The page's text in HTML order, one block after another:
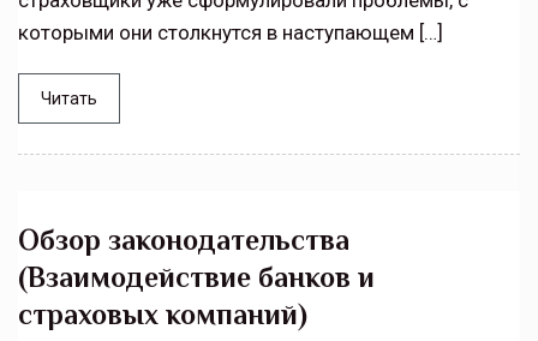
которыми они столкнутся в наступающем […]
Читать
Обзор законодательства
(Взаимодействие банков и
страховых компаний)